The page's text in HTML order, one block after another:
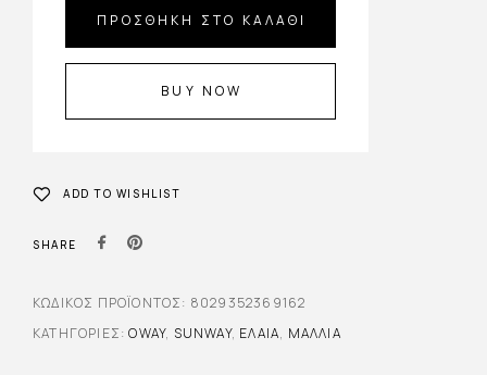
ΠΡΟΣΘΉΚΗ ΣΤΟ ΚΑΛΆΘΙ
BUY NOW
ADD TO WISHLIST
SHARE
ΚΩΔΙΚΌΣ ΠΡΟΪΌΝΤΟΣ: 8029352369162
ΚΑΤΗΓΟΡΊΕΣ:OWAY, SUNWAY, ΈΛΑΙΑ, ΜΑΛΛΙΆ